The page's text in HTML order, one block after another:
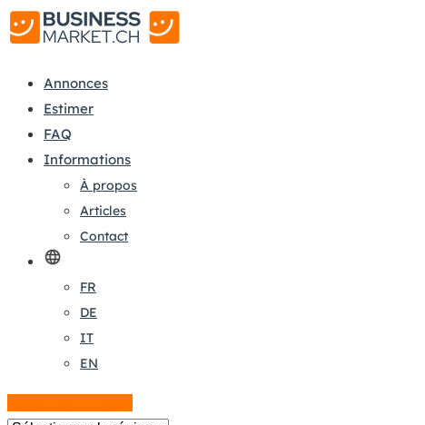
Annonces
Estimer
FAQ
Informations
À propos
Articles
Contact
FR
DE
IT
EN